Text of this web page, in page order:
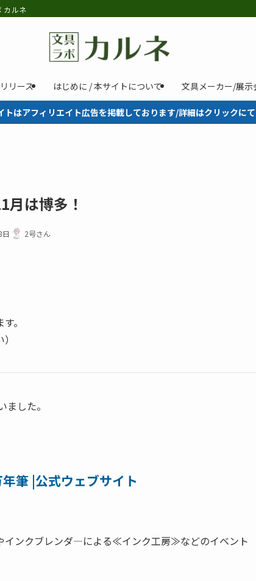
カルネ
リース はじめに / 本サイトについて 文具メーカー/展示
トはアフィリエイト広告を掲載しております/詳細はクリックにて
月は博多！
日 2号さん
。
した。
筆 |公式ウェブサイト
ンクブレンダ―による≪インク工房≫などのイベント